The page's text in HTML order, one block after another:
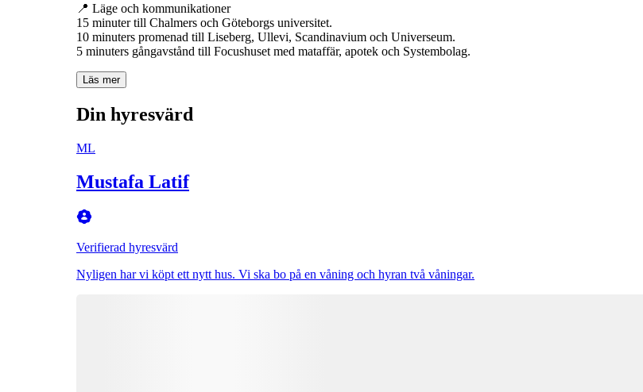
📍 Läge och kommunikationer
15 minuter till Chalmers och Göteborgs universitet.
10 minuters promenad till Liseberg, Ullevi, Scandinavium och Universeum.
5 minuters gångavstånd till Focushuset med mataffär, apotek och Systembolag.
Läs mer
Din hyresvärd
ML
Mustafa Latif
Verifierad hyresvärd
Nyligen har vi köpt ett nytt hus. Vi ska bo på en våning och hyran två våningar.